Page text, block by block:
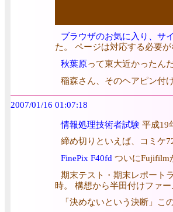
ブラウザのお気に入り、サ
た。 ページは対応する必要が
秋葉原って東大近かったんだ
稲森さん、そのヘアピン付
2007/01/16 01:07:18
情報処理技術者試験 平成19
締め切りといえば、コミケ
FinePix F40fd ついにFujifilm
期末テスト・期末レポート
時。 構想から半田付けファ
「決めないという決断」こ